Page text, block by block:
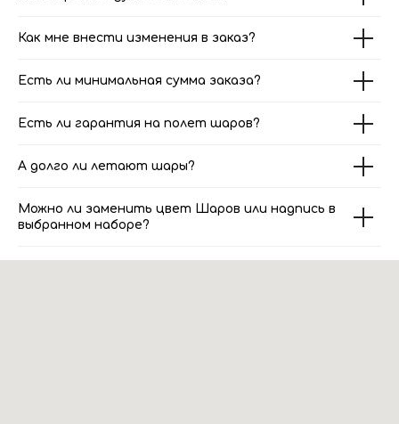
Как мне внести изменения в заказ?
Есть ли минимальная сумма заказа?
Есть ли гарантия на полет шаров?
А долго ли летают шары?
Можно ли заменить цвет Шаров или надпись в
выбранном наборе?